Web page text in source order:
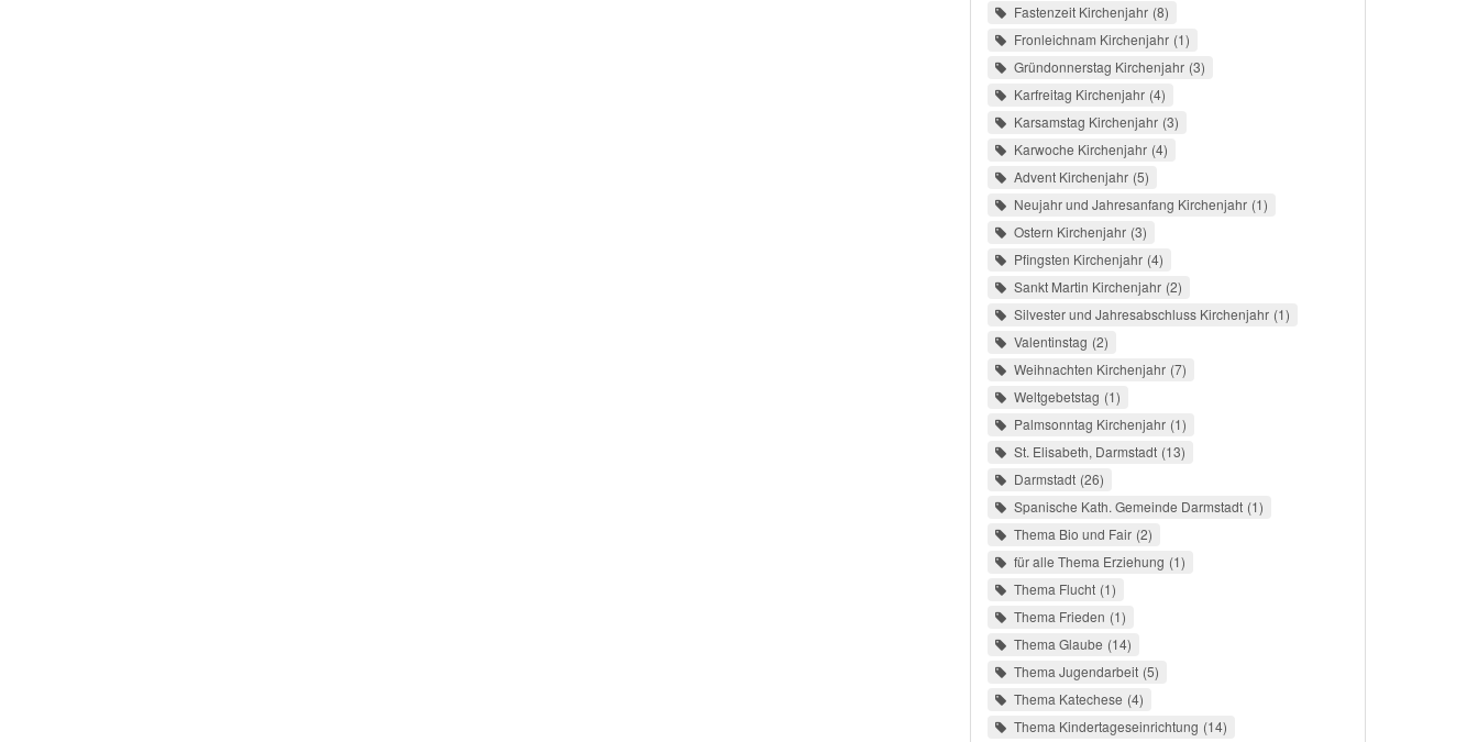
Fastenzeit Kirchenjahr 8
Fronleichnam Kirchenjahr 1
Gründonnerstag Kirchenjahr 3
Karfreitag Kirchenjahr 4
Karsamstag Kirchenjahr 3
Karwoche Kirchenjahr 4
Advent Kirchenjahr 5
Neujahr und Jahresanfang Kirchenjahr 1
Ostern Kirchenjahr 3
Pfingsten Kirchenjahr 4
Sankt Martin Kirchenjahr 2
Silvester und Jahresabschluss Kirchenjahr 1
Valentinstag 2
Weihnachten Kirchenjahr 7
Weltgebetstag 1
Palmsonntag Kirchenjahr 1
St. Elisabeth, Darmstadt 13
Darmstadt 26
Spanische Kath. Gemeinde Darmstadt 1
Thema Bio und Fair 2
für alle Thema Erziehung 1
Thema Flucht 1
Thema Frieden 1
Thema Glaube 14
Thema Jugendarbeit 5
Thema Katechese 4
Thema Kindertageseinrichtung 14